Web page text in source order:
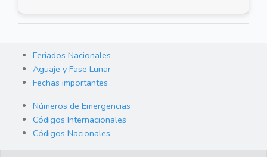
Feriados Nacionales
Aguaje y Fase Lunar
Fechas importantes
Números de Emergencias
Códigos Internacionales
Códigos Nacionales